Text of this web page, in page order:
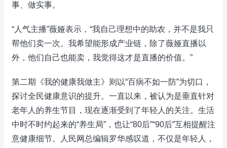
事、做实事。
“人气主播”薇娅表示，“我自己理想中的助农，并不是我只
帮他们卖一次。我希望能形成产业链，除了薇娅直播以
外，他们自己也能卖，我觉得这才是直播的价值。”
第二期《我的健康我做主》则以“百病不如一防”为切口，
探讨全民健康意识的提升。一直以来，被认为是垂直针对
老年人的养生节目，现在逐渐受到了年轻人的关注。生活
中时不时约起来的“养生局”，也让“80后”“90后”互相提醒注
意健康细节。人民网总编辑罗华感叹道，不仅是年轻人，